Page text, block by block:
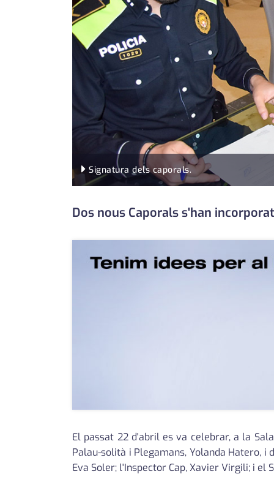
Signatura dels caporals.
Dos nous Caporals s'han
El passat 22 d'abril es va celebrar, a la
Palau-solità i Plegamans, Yolanda Hatero,
Eva Soler; l'Inspector Cap, Xavier Virgili; i el